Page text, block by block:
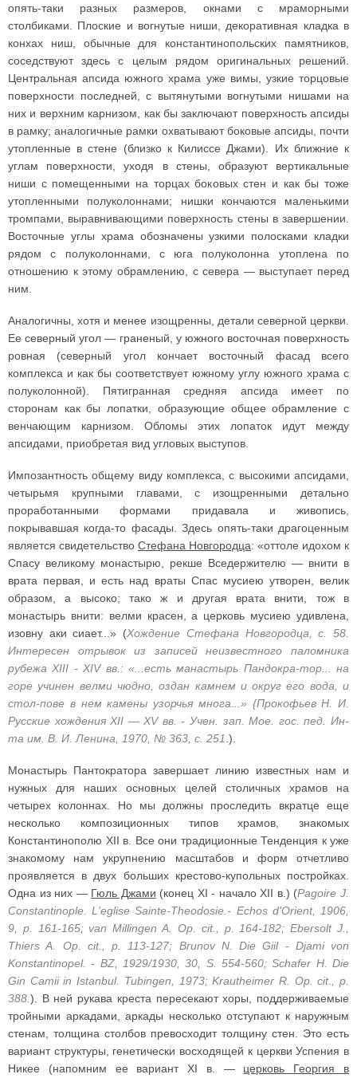
опять-таки разных размеров, окнами с мраморными
столбиками. Плоские и вогнутые ниши, декоративная кладка в
конхах ниш, обычные для константинопольских памятников,
соседствуют здесь с целым рядом оригинальных решений.
Центральная апсида южного храма уже вимы, узкие торцовые
поверхности последней, с вытянутыми вогнутыми нишами на
них и верхним карнизом, как бы заключают поверхность апсиды
в рамку; аналогичные рамки охватывают боковые апсиды, почти
утопленные в стене (близко к Килиссе Джами). Их ближние к
углам поверхности, уходя в стены, образуют вертикальные
ниши с помещенными на торцах боковых стен и как бы тоже
утопленными полуколоннами; нишки кончаются маленькими
тромпами, выравнивающими поверхность стены в завершении.
Восточные углы храма обозначены узкими полосками кладки
рядом с полуколоннами, с юга полуколонна утоплена по
отношению к этому обрамлению, с севера — выступает перед
ним.
Аналогичны, хотя и менее изощренны, детали северной церкви.
Ее северный угол — граненый, у южного восточная поверхность
ровная (северный угол кончает восточный фасад всего
комплекса и как бы соответствует южному углу южного храма с
полуколонной). Пятигранная средняя апсида имеет по
сторонам как бы лопатки, образующие общее обрамление с
венчающим карнизом. Обломы этих лопаток идут между
апсидами, приобретая вид угловых выступов.
Импозантность общему виду комплекса, с высокими апсидами,
четырьмя крупными главами, с изощренными детально
проработанными формами придавала и живопись,
покрывавшая когда-то фасады. Здесь опять-таки драгоценным
является свидетельство Стефана Новгородца: «оттоле идохом к
Спасу великому монастырю, рекше Вседержителю — внити в
врата первая, и есть над враты Спас мусиею утворен, велик
образом, а высоко; тако ж и другая врата внити, тож в
монастырь внити: велми красен, а церковь мусиею удивлена,
изовну аки сиает...» (Хождение Стефана Новгородца, с. 58.
Интересен отрывок из записей неизвестного паломника
рубежа XIII - XIV вв.: «...есть манастырь Пандокра-тор... на
горе учинен велми чюдно, оздан камнем и округ его вода, и
стол-пове в нем камены узорчья многа...» {Прокофьев Н. И.
Русские хождения XII — XV вв. - Учен. зап. Мое. гос. пед. Ин-
та им. В. И. Ленина, 1970, № 363, с. 251 .).
Монастырь Пантократора завершает линию известных нам и
нужных для наших основных целей столичных храмов на
четырех колоннах. Но мы должны проследить вкратце еще
несколько композиционных типов храмов, знакомых
Константинополю XII в. Все они традиционные Тенденция к уже
знакомому нам укрупнению масштабов и форм отчетливо
проявляется в двух больших крестово-купольных постройках.
Одна из них — Гюль Джами (конец XI - начало XII в.) (Pagoire J.
Constantinople. L'eglise Sainte-Theodosie.- Echos d'Orient, 1906,
9, p. 161-165; van Millingen A. Op. cit., p. 164-182; Ebersolt J.,
Thiers A. Op. cit., p. 113-127; Brunov N. Die Giil - Djami von
Konstantinopel. - BZ, 1929/1930, 30, S. 554-560; Schafer H. Die
Gin Camii in Istanbul. Tubingen, 1973; Krautheimer R. Op. cit., p.
388. ). В ней рукава креста пересекают хоры, поддерживаемые
тройными аркадами, аркады несколько отступают к наружным
стенам, толщина столбов превосходит толщину стен. Это есть
вариант структуры, генетически восходящей к церкви Успения в
Никее (напомним ее вариант XI в. — церковь Георгия в